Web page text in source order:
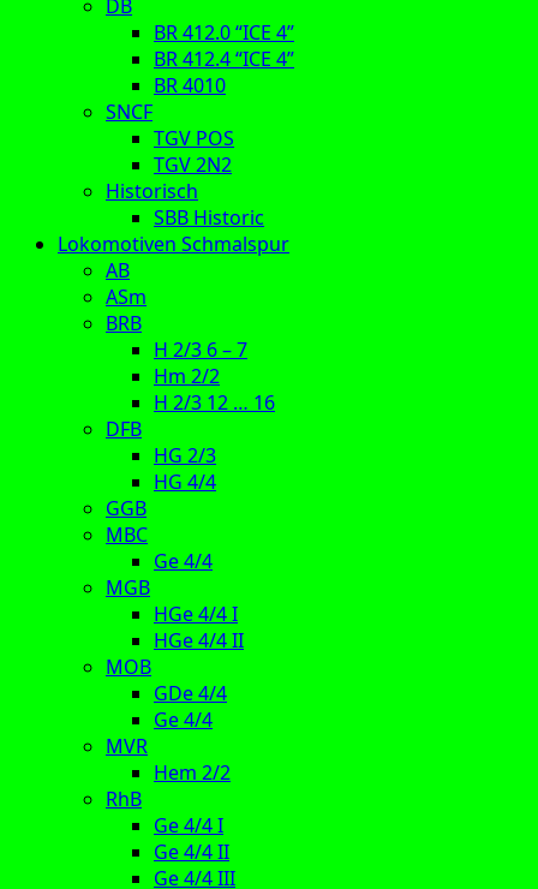
DB
BR 412.0 “ICE 4”
BR 412.4 “ICE 4”
BR 4010
SNCF
TGV POS
TGV 2N2
Historisch
SBB Historic
Lokomotiven Schmalspur
AB
ASm
BRB
H 2/3 6 – 7
Hm 2/2
H 2/3 12 … 16
DFB
HG 2/3
HG 4/4
GGB
MBC
Ge 4/4
MGB
HGe 4/4 I
HGe 4/4 II
MOB
GDe 4/4
Ge 4/4
MVR
Hem 2/2
RhB
Ge 4/4 I
Ge 4/4 II
Ge 4/4 III